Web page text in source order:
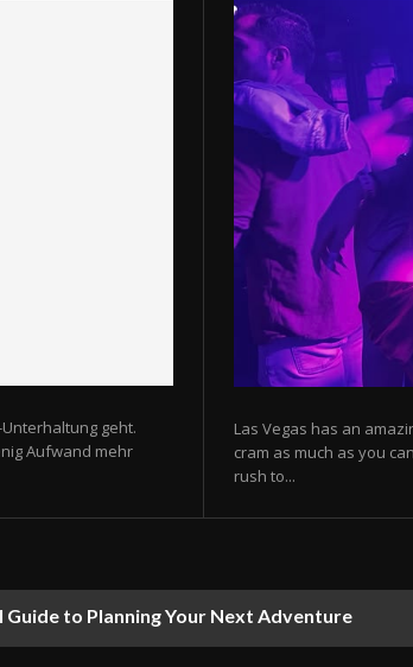
geht.
Aufwand mehr
Las Vegas has an
cram as much as you
rush to...
to Planning Your Next Adventure